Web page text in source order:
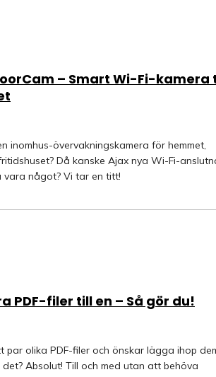
– Smart Wi-Fi-kamera
inomhus-övervakningskamera för hemmet,
Då kanske Ajax nya Wi-Fi-
vara något? Vi tar en titt!
PDF-filer till en – Så gör du!
par olika PDF-filer och önskar lägga ihop
Absolut! Till och med utan att behöva